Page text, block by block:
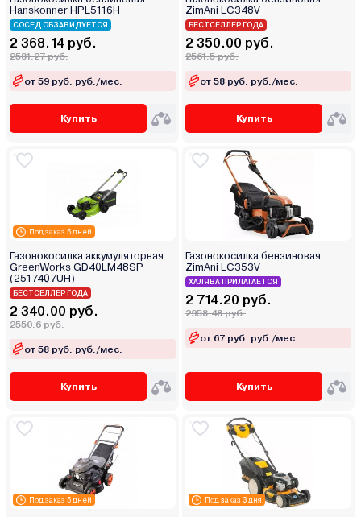
Hanskonner HPL5116H
СОСЕД ОБЗАВИДУЕТСЯ
2 368.14 руб.
2581.27 руб.
от 59 руб. руб./мес.
Купить
ZimAni LC348V
БЕСТСЕЛЛЕР ГОДА
2 350.00 руб.
2561.5 руб.
от 58 руб. руб./мес.
Купить
Под заказ 5 дней
Газонокосилка аккумуляторная
GreenWorks GD40LM48SP
(2517407UH)
БЕСТСЕЛЛЕР ГОДА
2 340.00 руб.
2550.6 руб.
от 58 руб. руб./мес.
Купить
Газонокосилка бензиновая
ZimAni LC353V
ХАЛЯВА ПРИЛАГАЕТСЯ
2 714.20 руб.
2958.48 руб.
от 67 руб. руб./мес.
Купить
Под заказ 5 дней Под заказ 3 дня